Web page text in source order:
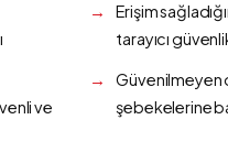
ve
Erişim
tarayıcı
Güvenilmeyen
şebekelerine